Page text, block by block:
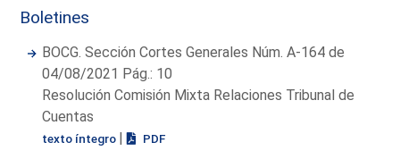
Boletines
BOCG. Sección Cortes Generales Núm. A-164 de
04/08/2021 Pág.: 10
Resolución Comisión Mixta Relaciones Tribunal de
Cuentas
texto íntegro | PDF